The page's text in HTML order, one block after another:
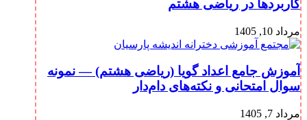
کاربردها در ریاضی هشتم
مرداد 10, 1405
آموزش جامع اعداد گویا (ریاضی هشتم) — نمونه
سوال امتحانی و نکته‌های دام‌دار
مرداد 7, 1405